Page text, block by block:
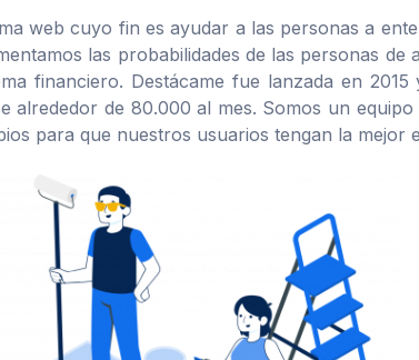
web cuyo fin es ayudar a las personas a
las probabilidades de las personas
financiero. Destácame fue lanzada en
alrededor de 80.000 al mes. Somos un
para que nuestros usuarios tengan la mejor